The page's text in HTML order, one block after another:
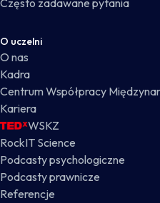
Często zadawane pytania
O uczelni
O nas
Kadra
Centrum Współpracy
Kariera
WSKZ
RockIT Science
Podcasty psychologiczne
Podcasty prawnicze
Referencje